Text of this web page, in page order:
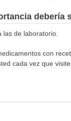
debería
las de laboratorio.
con
cada vez que